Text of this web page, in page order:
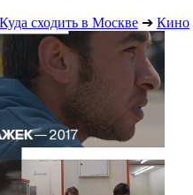
сходить в Москве ➔ Кино